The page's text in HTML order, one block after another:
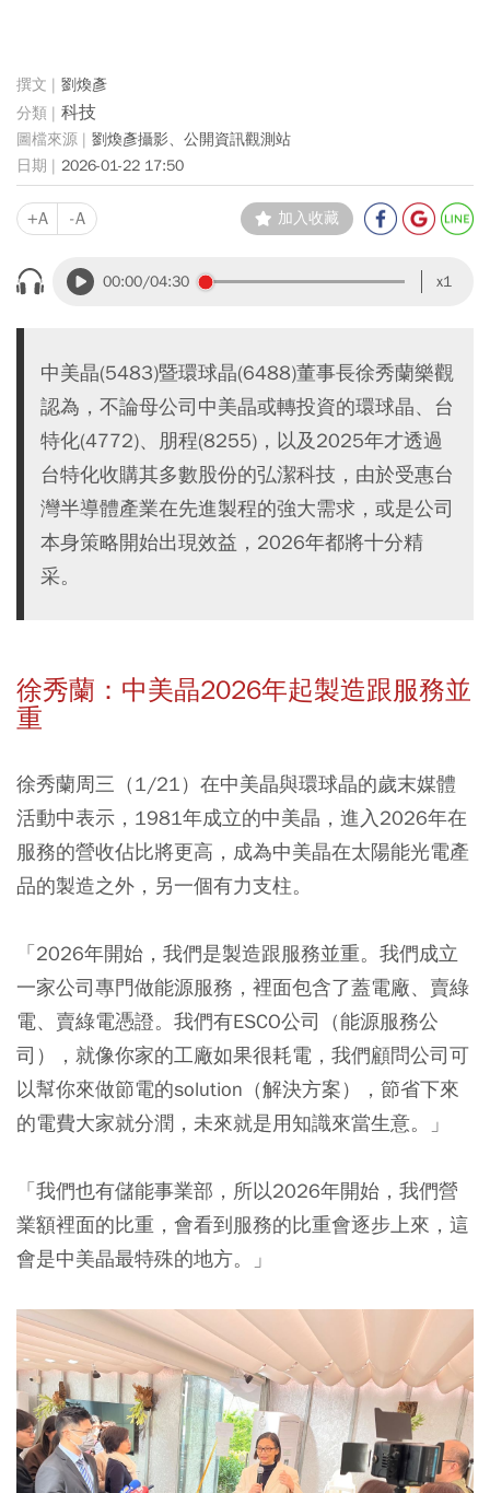
劉煥彥
科技
劉煥彥攝影、公開資訊觀測站
2026-01-22 17:50
+A -A 加入收藏
00:00/04:30 x1
中美晶(5483)暨環球晶(6488)董事長徐秀蘭樂觀
認為，不論母公司中美晶或轉投資的環球晶、台
特化(4772)、朋程(8255)，以及2025年才透過
台特化收購其多數股份的弘潔科技，由於受惠台
灣半導體產業在先進製程的強大需求，或是公司
本身策略開始出現效益，2026年都將十分精
采。
徐秀蘭：中美晶2026年起製造跟服務並
重
徐秀蘭周三（1/21）在中美晶與環球晶的歲末媒體
活動中表示，1981年成立的中美晶，進入2026年在
服務的營收佔比將更高，成為中美晶在太陽能光電產
品的製造之外，另一個有力支柱。
「2026年開始，我們是製造跟服務並重。我們成立
一家公司專門做能源服務，裡面包含了蓋電廠、賣綠
電、賣綠電憑證。我們有ESCO公司（能源服務公
司），就像你家的工廠如果很耗電，我們顧問公司可
以幫你來做節電的solution（解決方案），節省下來
的電費大家就分潤，未來就是用知識來當生意。」
「我們也有儲能事業部，所以2026年開始，我們營
業額裡面的比重，會看到服務的比重會逐步上來，這
會是中美晶最特殊的地方。」